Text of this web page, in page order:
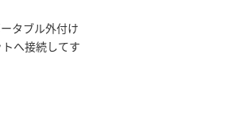
タブル外付け
へ接続してす